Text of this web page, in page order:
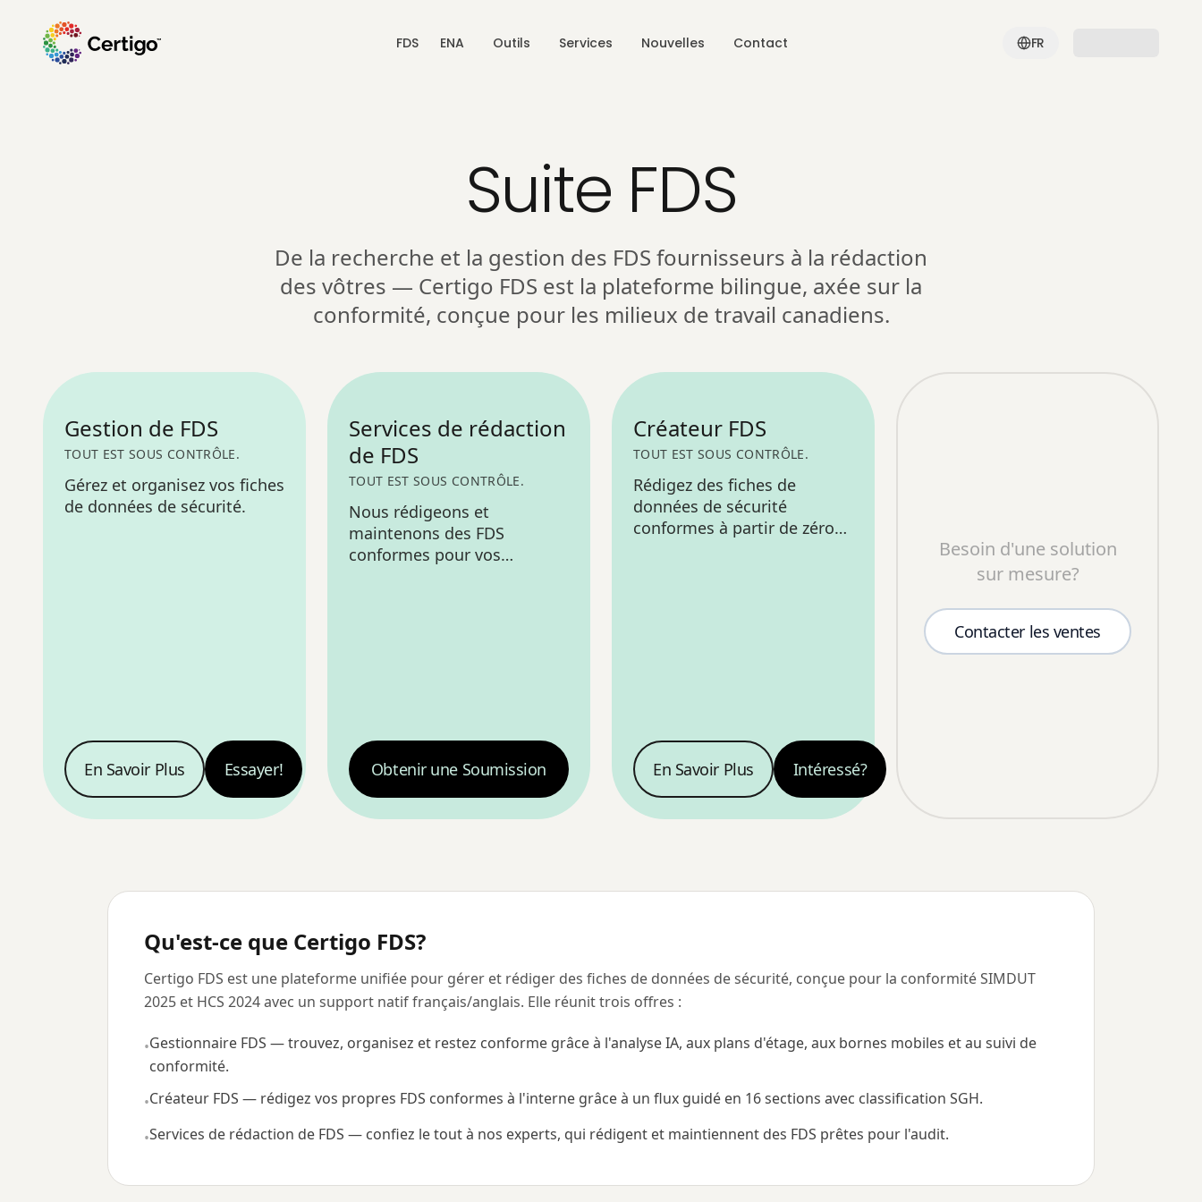
FDS ENA Outils Services Nouvelles Contact FR
Suite FDS
De la recherche et la gestion des FDS fournisseurs à la rédaction
des vôtres — Certigo FDS est la plateforme bilingue, axée sur la
conformité, conçue pour les milieux de travail canadiens.
Gestion de FDS
TOUT EST SOUS CONTRÔLE.
Gérez et organisez vos fiches
de données de sécurité.
Gestion de FDS—
En Savoir Plus Essayer!
Services de rédaction
de FDS
TOUT EST SOUS CONTRÔLE.
Nous rédigeons et
maintenons des FDS
conformes pour vos
Obtenir une Soumission
BIENTÔT DISPONIBLE
Créateur FDS
TOUT EST SOUS CONTRÔLE.
Rédigez des fiches de
données de sécurité
conformes à partir de zéro
Créateur FDS—
En Savoir Plus Intéressé?
Besoin d'une solution
sur mesure?
Contacter les ventes
Qu'est-ce que Certigo FDS?
Certigo FDS est une plateforme unifiée pour gérer et rédiger des fiches de données de sécurité, conçue pour la conformité SIMDUT
2025 et HCS 2024 avec un support natif français/anglais. Elle réunit trois offres :
•Gestionnaire FDS — trouvez, organisez et restez conforme grâce à l'analyse IA, aux plans d'étage, aux bornes mobiles et au suivi de
conformité.
•Créateur FDS — rédigez vos propres FDS conformes à l'interne grâce à un flux guidé en 16 sections avec classification SGH.
•Services de rédaction de FDS — confiez le tout à nos experts, qui rédigent et maintiennent des FDS prêtes pour l'audit.